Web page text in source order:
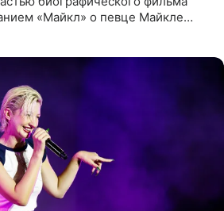
«Майкл» о певце Майкле